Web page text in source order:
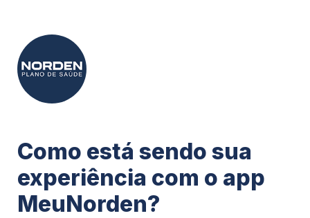
Como está sendo sua
experiência com o app
MeuNorden?